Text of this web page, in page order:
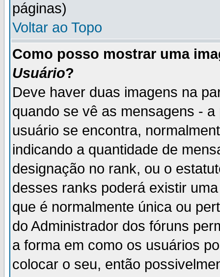
páginas)
Voltar ao Topo
Como posso mostrar uma
Usuário?
Deve haver duas imagens na
quando se vê as mensagens -
usuário se encontra,
indicando a quantidade de
designação no rank, ou o
desses ranks poderá existir
que é normalmente única ou
do Administrador dos fóruns
a forma em como os usuários
colocar o seu, então